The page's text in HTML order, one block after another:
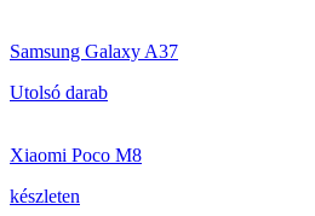
Samsung Galaxy A37
Utolsó darab
Xiaomi Poco M8
készleten